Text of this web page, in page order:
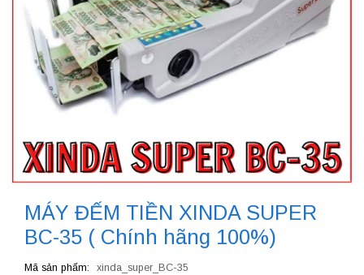
MÁY ĐẾM TIỀN XINDA SUPER
BC-35 ( Chính hãng 100%)
Mã sản phẩm xinda_super_BC-35